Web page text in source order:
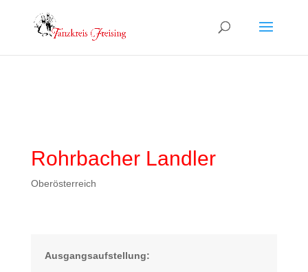
Rohrbacher Landler
Oberösterreich
Ausgangsaufstellung: